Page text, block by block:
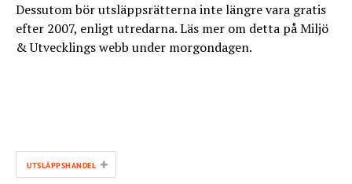
Dessutom bör utsläppsrätterna inte längre vara gratis
efter 2007, enligt utredarna. Läs mer om detta på Miljö
& Utvecklings webb under morgondagen.
UTSLÄPPSHANDEL +